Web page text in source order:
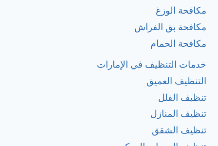
مكافحة الوزغ
مكافحة بق الفراش
مكافحة الحمام
خدمات التنظيف في الإمارات
التنظيف العميق
تنظبف الفلل
تنظيف المنازل
تنظيف الشقق